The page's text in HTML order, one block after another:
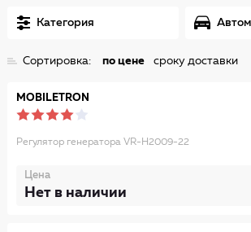
Категория
Сортировка: по цене сроку доставки
MOBILETRON
Регулятор генератора VR-H2009-22
Цена
Нет в наличии